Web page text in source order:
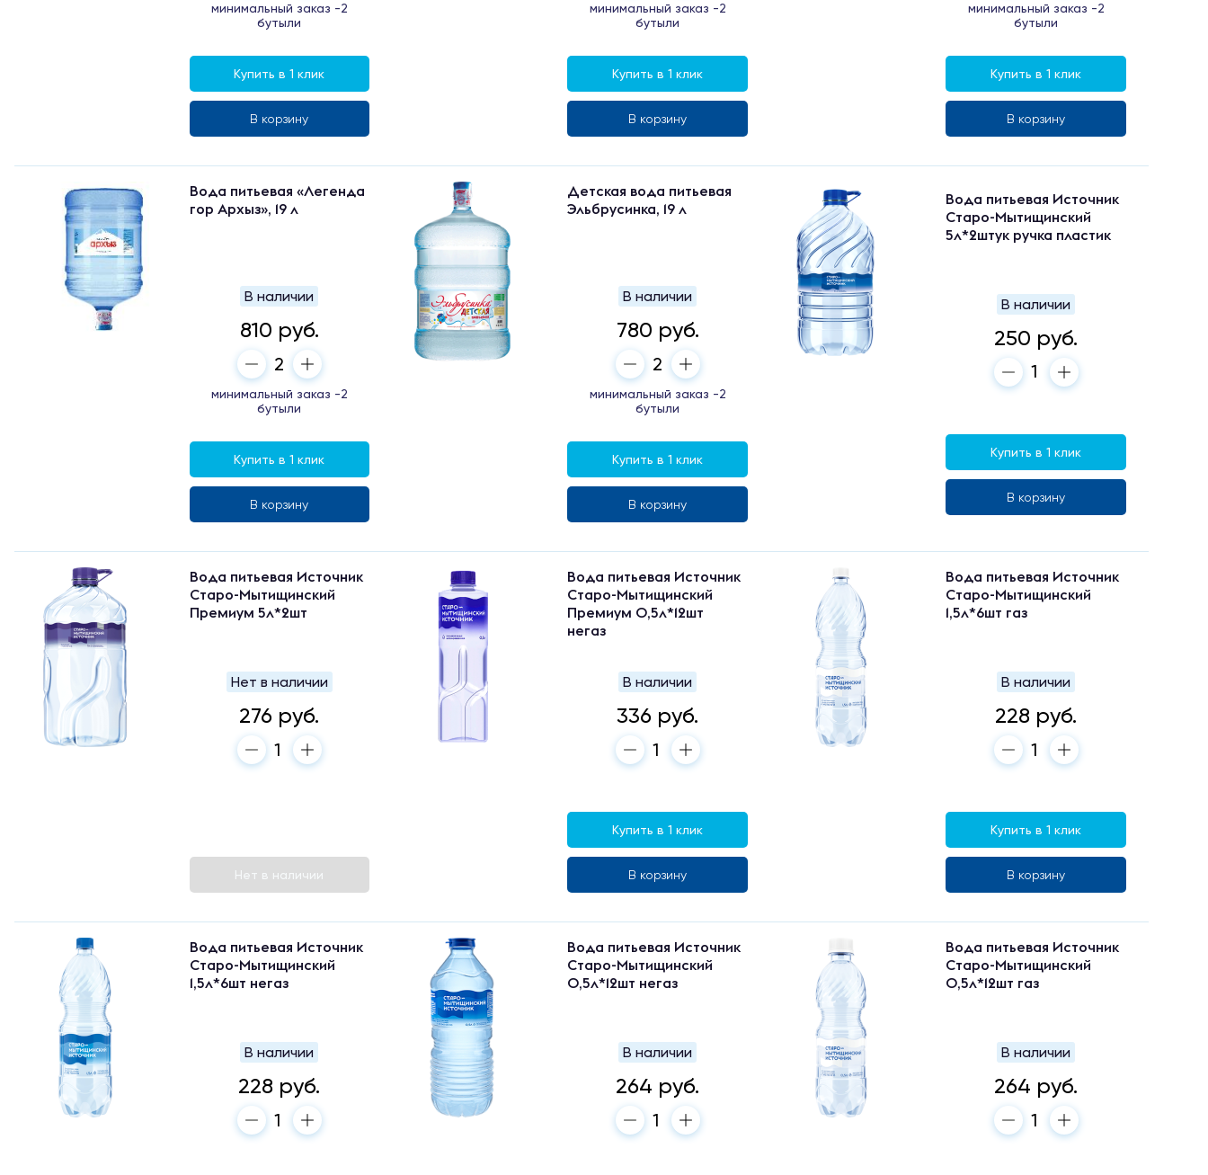
минимальный заказ -2
бутыли
Купить в 1 клик
В корзину
минимальный заказ -2
бутыли
Купить в 1 клик
В корзину
минимальный заказ -2
бутыли
Купить в 1 клик
В корзину
Вода питьевая «Легенда
гор Архыз», 19 л
В наличии
810 руб.
минимальный заказ -2
бутыли
Купить в 1 клик
В корзину
Детская вода питьевая
Эльбрусинка, 19 л
В наличии
780 руб.
минимальный заказ -2
бутыли
Купить в 1 клик
В корзину
Вода питьевая Источник
Старо-Мытищинский
5л*2штук ручка пластик
В наличии
250 руб.
Купить в 1 клик
В корзину
Вода питьевая Источник
Старо-Мытищинский
Премиум 5л*2шт
Нет в наличии
276 руб.
Нет в наличии
Вода питьевая Источник
Старо-Мытищинский
Премиум 0,5л*12шт
негаз
В наличии
336 руб.
Купить в 1 клик
В корзину
Вода питьевая Источник
Старо-Мытищинский
1,5л*6шт газ
В наличии
228 руб.
Купить в 1 клик
В корзину
Вода питьевая Источник
Старо-Мытищинский
1,5л*6шт негаз
В наличии
228 руб.
Вода питьевая Источник
Старо-Мытищинский
0,5л*12шт негаз
В наличии
264 руб.
Вода питьевая Источник
Старо-Мытищинский
0,5л*12шт газ
В наличии
264 руб.